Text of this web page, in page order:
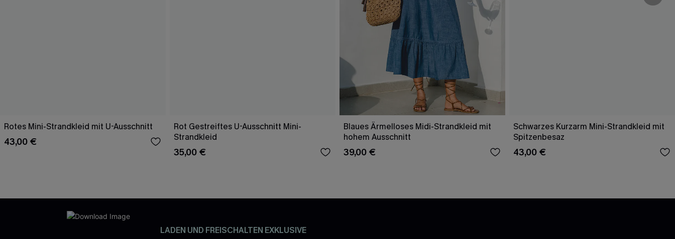
Rotes Mini-Strandkleid mit U-Ausschnitt
43,00 €
Rot Gestreiftes U-Ausschnitt Mini-
Strandkleid
35,00 €
Blaues Ärmelloses Midi-Strandkleid mit
hohem Ausschnitt
39,00 €
Schwarzes Kurzarm Mini-Strandkleid mit
Spitzenbesaz
43,00 €
LADEN UND FREISCHALTEN EXKLUSIVE